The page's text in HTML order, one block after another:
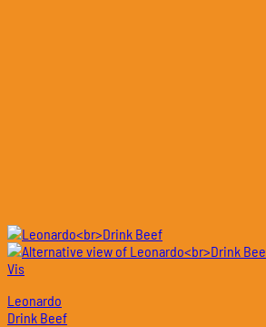
Vis
Leonardo
Drink Beef